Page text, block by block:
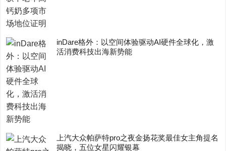
inDare格外：以空间体验驱动AI硬件全球化，激
活消费科技出海新势能
上汽大众帕萨特pro之夜金扬花奖最佳女主角提名
揭晓，五位女星闪耀银幕